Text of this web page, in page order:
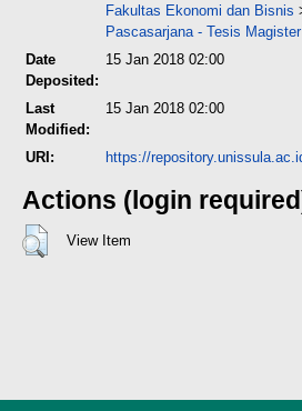
Fakultas Ekonomi dan Bisnis
Pascasarjana - Tesis
Date
Deposited:
15 Jan 2018 02:00
Last
Modified:
15 Jan 2018 02:00
URI: https://
Actions (login
View Item